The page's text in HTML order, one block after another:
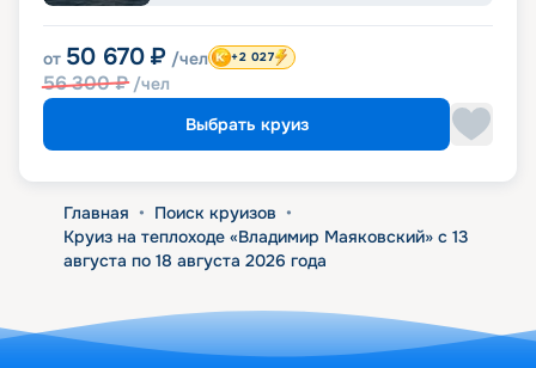
от 50 670 ₽ /чел
56 300₽ /чел
+2 027
Выбрать круиз
Главная • Поиск круизов •
Круиз на теплоходе «Владимир Маяковский» с 13
августа по 18 августа 2026 года